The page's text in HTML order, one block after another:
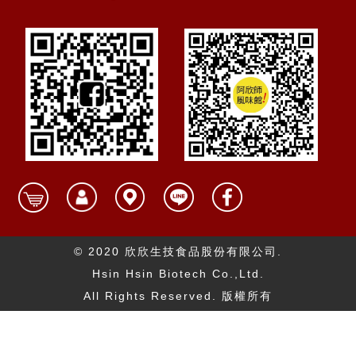
© 2020 欣欣生技食品股份有限公司.
Hsin Hsin Biotech Co.,Ltd.
All Rights Reserved. 版權所有